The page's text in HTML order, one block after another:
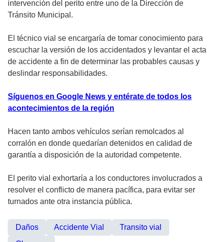
intervención del perito entre uno de la Dirección de
Tránsito Municipal.
El técnico vial se encargaría de tomar conocimiento para
escuchar la versión de los accidentados y levantar el acta
de accidente a fin de determinar las probables causas y
deslindar responsabilidades.
Síguenos en Google News y entérate de todos los
acontecimientos de la región
Hacen tanto ambos vehículos serían remolcados al
corralón en donde quedarían detenidos en calidad de
garantía a disposición de la autoridad competente.
El perito vial exhortaría a los conductores involucrados a
resolver el conflicto de manera pacífica, para evitar ser
turnados ante otra instancia pública.
Daños Accidente Vial
Transito vial